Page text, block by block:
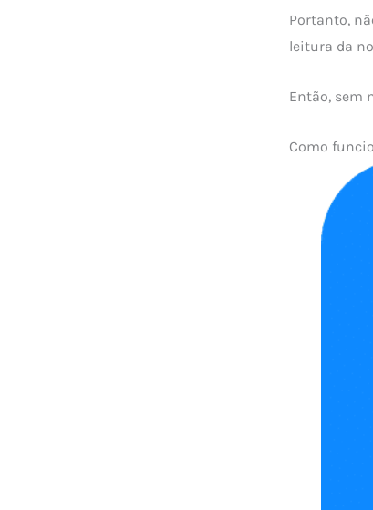
Portanto,
leitura da
Então, sem
Como